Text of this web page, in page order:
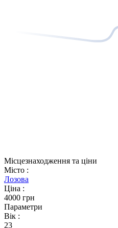
Місцезнаходження та ціни
Місто :
Лозова
Ціна :
4000 грн
Параметри
Вік :
23